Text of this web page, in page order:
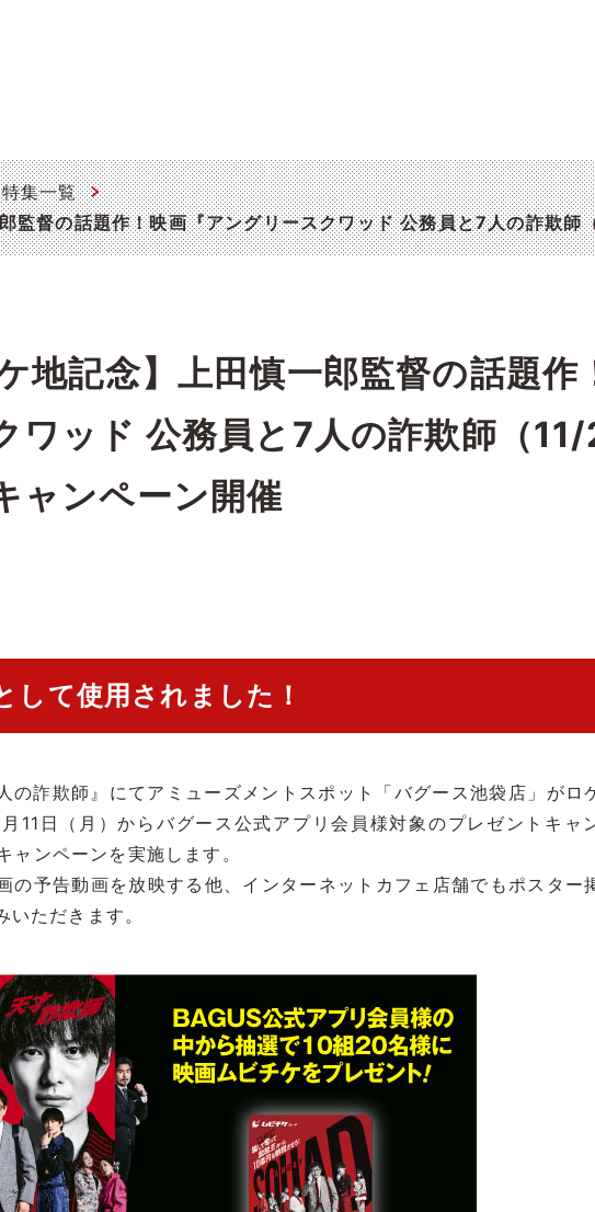
特集一覧
監督の話題作！映画『アングリースクワッド 公務員と7人の詐欺
地記念】上田慎一郎監督の話題作
ワッド 公務員と7人の詐欺師（
ャンペーン開催
して使用されました！
詐欺師』にてアミューズメントスポット「バグース池袋店」がロ
11日（月）からバグース公式アプリ会員様対象のプレゼントキャ
ャンペーンを実施します。
の予告動画を放映する他、インターネットカフェ店舗でもポスター
ただきます。